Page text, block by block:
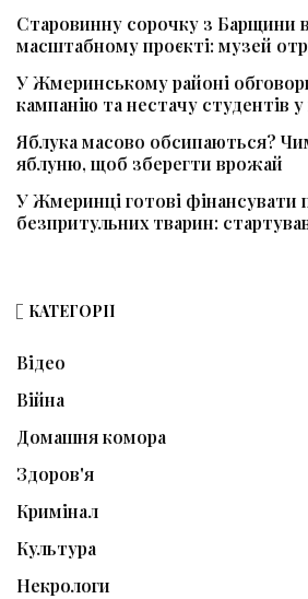
Старовинну сорочку з Барщини
масштабному проєкті: музей
У Жмеринському районі
кампанію та нестачу студентів
Яблука масово обсипаються?
яблуню, щоб зберегти врожай
У Жмеринці готові фінансувати
безпритульних тварин:
КАТЕГОРІЇ
Відео
Війна
Домашня комора
Здоров'я
Кримінал
Культура
Некрологи